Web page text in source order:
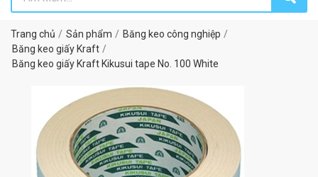
Trang chủ Sản phẩm
Băng keo công nghiệp
Băng keo giấy Kraft
Băng keo giấy Kraft Kikusui tape No. 100 White